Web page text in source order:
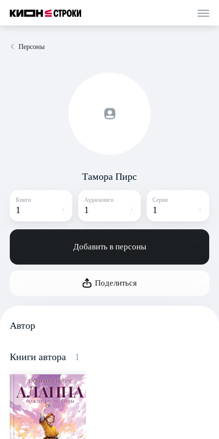
Персоны
Тамора Пирс
Книги
1
Аудиокниги
1
Серии
1
Добавить в персоны
Поделиться
Автор
Книги автора 1